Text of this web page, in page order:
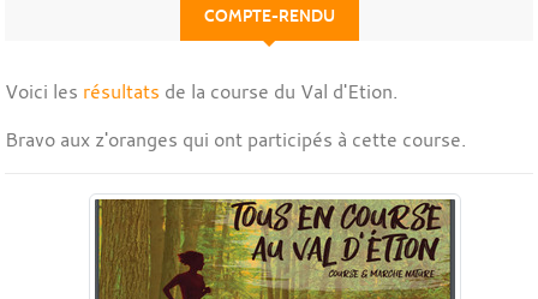
COMPTE-RENDU
Voici les résultats de la course du Val d'Etion.
Bravo aux z'oranges qui ont participés à cette course.